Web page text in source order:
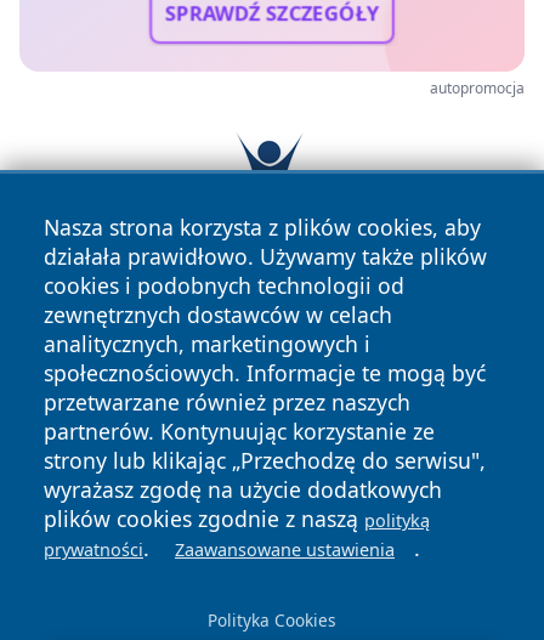
SPRAWDŹ SZCZEGÓŁY
autopromocja
Nasza strona korzysta z plików cookies, aby
działała prawidłowo. Używamy także plików
cookies i podobnych technologii od
zewnętrznych dostawców w celach
analitycznych, marketingowych i
społecznościowych. Informacje te mogą być
przetwarzane również przez naszych
partnerów. Kontynuując korzystanie ze
strony lub klikając „Przechodzę do serwisu",
wyrażasz zgodę na użycie dodatkowych
plików cookies zgodnie z naszą polityką
prywatności. Zaawansowane ustawienia .
Polityka Cookies
Copyright © 2026 portalzielonagora.pl Wszystkie prawa
zastrzeżone.
News Autorzy
Polityka
Polityka